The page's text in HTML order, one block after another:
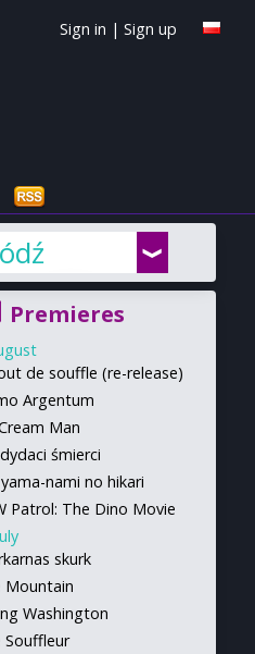
Sign in | Sign up
Premieres
de souffle (re-release)
Argentum
Man
śmierci
nami no hikari
Patrol: The Dino Movie
skurk
Mountain
Washington
Souffleur